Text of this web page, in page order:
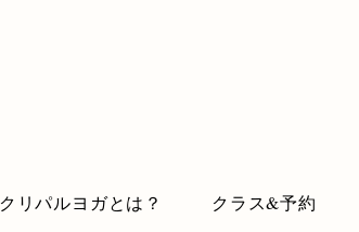
クリパルヨガとは？ クラス&予約